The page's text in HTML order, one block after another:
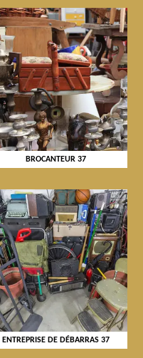
BROCANTEUR 37
ENTREPRISE DE DÉBARRAS 37